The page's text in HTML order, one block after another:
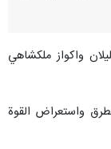
واكواز ملكشاهي
واستعراض القوة